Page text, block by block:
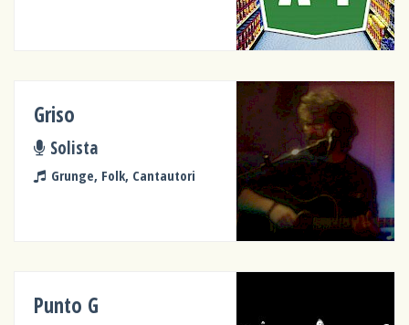
Griso
Solista
Grunge, Folk, Cantautori
Punto G